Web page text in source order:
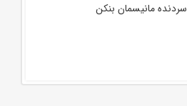
سردنده مانیسمان بنکن